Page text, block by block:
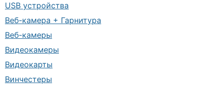
USB устройства
Веб-камера + Гарнитура
Веб-камеры
Видеокамеры
Видеокарты
Винчестеры